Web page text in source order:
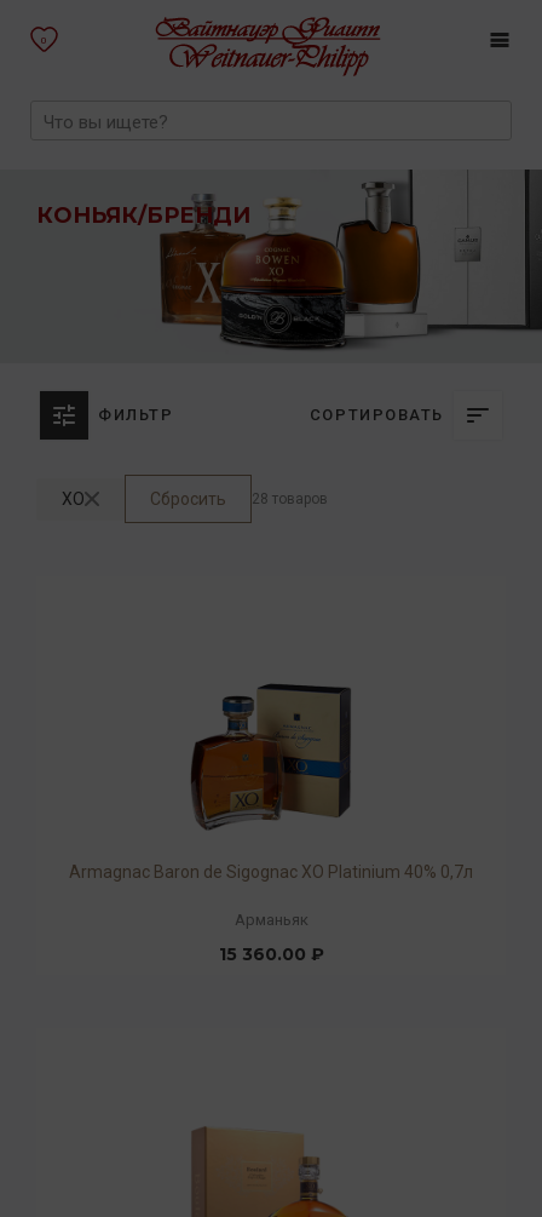
0
КОНЬЯК/БРЕНДИ
ФИЛЬТР СОРТИРОВАТЬ
XO Сбросить 28 товаров
Armagnac Baron de Sigognac XO Platinium 40% 0,7л
Арманьяк
15 360.00 ₽